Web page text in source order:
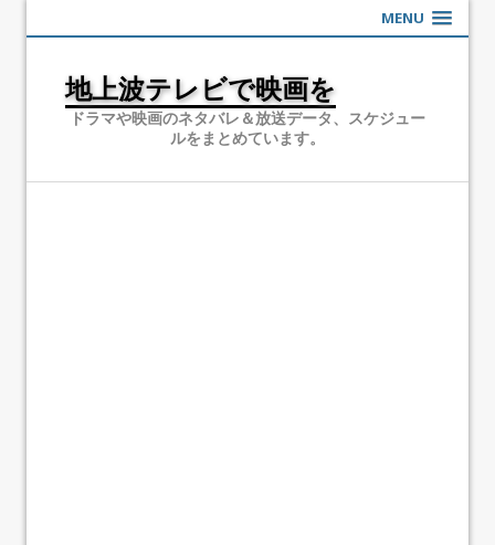
MENU
地上波テレビで映画を
ドラマや映画のネタバレ＆放送データ、スケジュー
ルをまとめています。